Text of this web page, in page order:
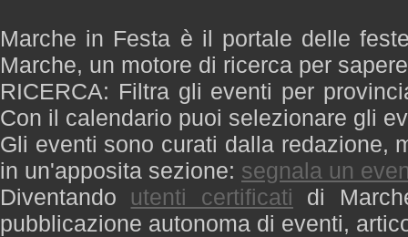
Marche in Festa è il portale delle
Marche, un motore di ricerca per
RICERCA: Filtra gli eventi per
Con il calendario puoi selezionare gli
Gli eventi sono curati dalla redazione,
in un'apposita sezione: segnala un
Diventando utenti certificati di
pubblicazione autonoma di eventi,